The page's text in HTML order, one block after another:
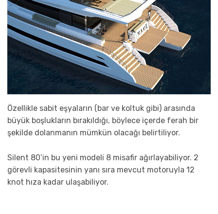
Özellikle sabit eşyaların (bar ve koltuk gibi) arasında
büyük boşlukların bırakıldığı, böylece içerde ferah bir
şekilde dolanmanın mümkün olacağı belirtiliyor.
Silent 80’in bu yeni modeli 8 misafir ağırlayabiliyor. 2
görevli kapasitesinin yanı sıra mevcut motoruyla 12
knot hıza kadar ulaşabiliyor.